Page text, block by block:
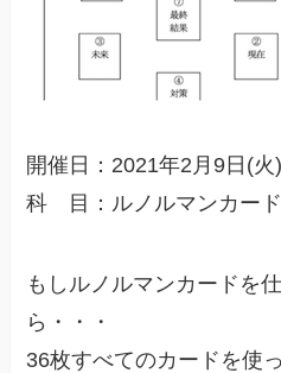
開催日：2021年2月9日(
科 目：ルノルマンカー
もしルノルマンカードを
ら・・・
36枚すべてのカードを使